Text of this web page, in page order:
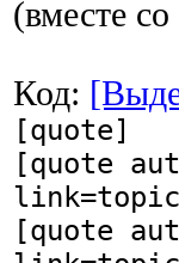
(вместе
Код:
[quote]
[quote
[quote